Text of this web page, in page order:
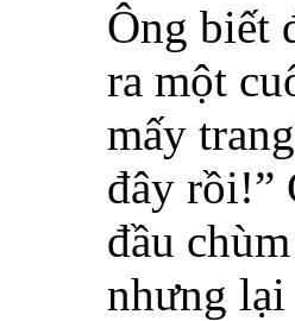
Ông biết
ra một
mấy
đây rồi!”
đầu
nhưng lại